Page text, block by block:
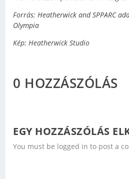
Forrás:Heatherwick and SPPARC
Olympia
Kép: Heatherwick Studio
0 HOZZÁSZÓLÁS
EGY HOZZÁSZÓLÁS
You must be logged in to post a